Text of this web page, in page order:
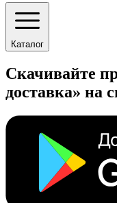
Каталог
Скачивайте
доставка» на